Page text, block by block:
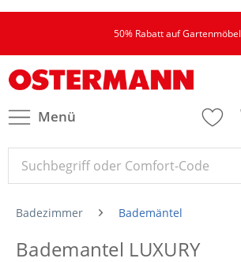
50% Rabatt auf Gartenmöbel
Menü
Badezimmer Bademäntel
Bademantel LUXURY